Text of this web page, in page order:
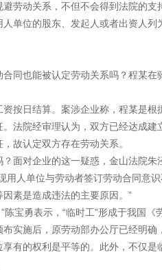
劳动关系，不但不会得到法院的支
单位的股东、发起人或者出资人列
同也能被认定劳动关系吗？程某在
按日结算。案涉企业称，程某是根
法院经审理认为，双方已经达成建
故认定双方存在劳动关系。
面对企业的这一疑惑，金山法院朱
用人单位与劳动者签订劳动合同意
素是造成违法的主要原因。”
陈宝勇表示，“临时工”形成于我国《
实施后，原劳动部办公厅已经明确
有的权利是平等的。此外，不仅是